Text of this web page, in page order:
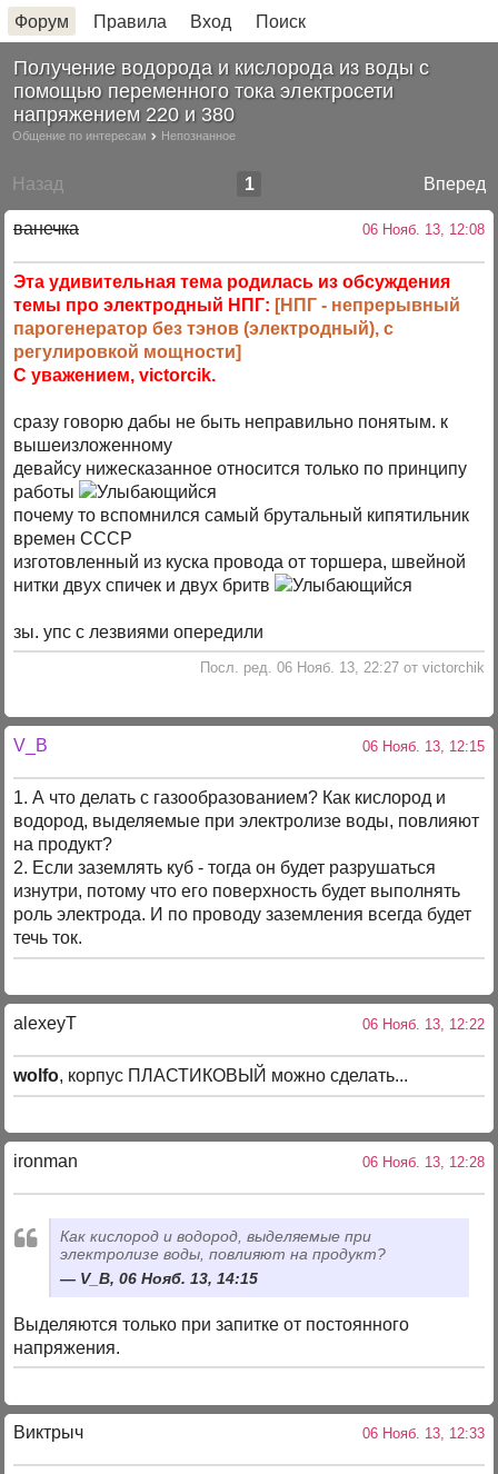
Форум Правила Вход Поиск
Получение водорода и кислорода из воды с
помощью переменного тока электросети
напряжением 220 и 380
Общение по интересам Непознанное
Назад Вперед
1
ванечка 06 Нояб. 13, 12:08
Эта удивительная тема родилась из обсуждения
темы про электродный НПГ: [НПГ - непрерывный
парогенератор без тэнов (электродный), с
регулировкой мощности]
С уважением, victorcik.
сразу говорю дабы не быть неправильно понятым. к
вышеизложенному
девайсу нижесказанное относится только по принципу
работы
почему то вспомнился самый брутальный кипятильник
времен СССР
изготовленный из куска провода от торшера, швейной
нитки двух спичек и двух бритв
зы. упс с лезвиями опередили
Посл. ред. 06 Нояб. 13, 22:27 от victorchik
V_B 06 Нояб. 13, 12:15
1. А что делать с газообразованием? Как кислород и
водород, выделяемые при электролизе воды, повлияют
на продукт?
2. Если заземлять куб - тогда он будет разрушаться
изнутри, потому что его поверхность будет выполнять
роль электрода. И по проводу заземления всегда будет
течь ток.
alexeyT 06 Нояб. 13, 12:22
wolfo, корпус ПЛАСТИКОВЫЙ можно сделать...
ironman 06 Нояб. 13, 12:28
Как кислород и водород, выделяемые при
электролизе воды, повлияют на продукт?
V_B, 06 Нояб. 13, 14:15
Выделяются только при запитке от постоянного
напряжения.
Виктрыч 06 Нояб. 13, 12:33